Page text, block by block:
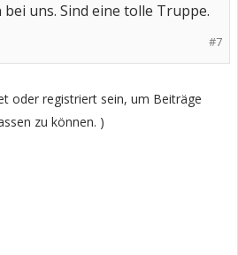
uns. Sind eine tolle Truppe.
#7
oder registriert sein, um Beiträge
zu können. )